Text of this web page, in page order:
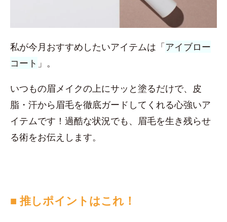
私が今月おすすめしたいアイテムは「アイブロー
コート 」。
いつもの眉メイクの上にサッと塗るだけで、皮
脂・汗から眉毛を徹底ガードしてくれる心強いア
イテムです！過酷な状況でも、眉毛を生き残らせ
る術をお伝えします。
■ 推しポイントはこれ！